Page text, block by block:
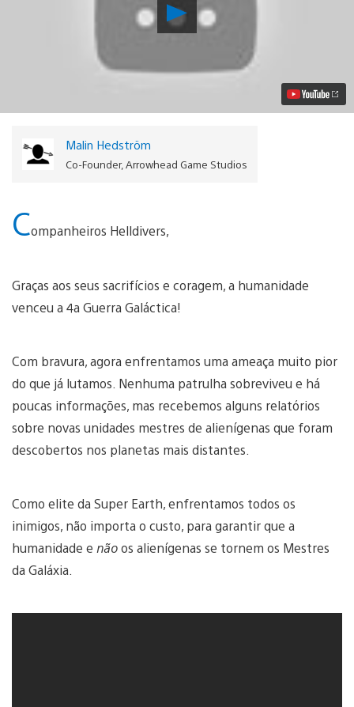
Reproduzir
Helldivers:
Masters
Hoje
Malin Hedström
Co-Founder, Arrowhead Game Studios
Companheiros Helldivers,
Graças aos seus sacrifícios e coragem, a humanidade
venceu a 4a Guerra Galáctica!
Com bravura, agora enfrentamos uma ameaça muito pior
do que já lutamos. Nenhuma patrulha sobreviveu e há
poucas informações, mas recebemos alguns relatórios
sobre novas unidades mestres de alienígenas que foram
descobertos nos planetas mais distantes.
Como elite da Super Earth, enfrentamos todos os
inimigos, não importa o custo, para garantir que a
humanidade e nãoos alienígenas se tornem os Mestres
da Galáxia.